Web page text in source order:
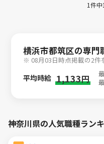
1件
横浜市都筑区の専門
※ 08月03日時点掲載の2件
平均時給 1,133円
神奈川県の人気職種ラン